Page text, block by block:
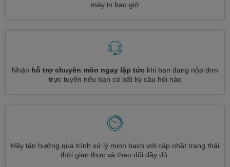
máy in bao giờ
Nhận hỗ trợ chuyên môn ngay lập tức khi bạn đang nộp đơn
trực tuyến nếu bạn có bất kỳ câu hỏi nào
Hãy tận hưởng quá trình xử lý minh bạch với cập nhật trạng thái
thời gian thực và theo dõi đầy đủ.